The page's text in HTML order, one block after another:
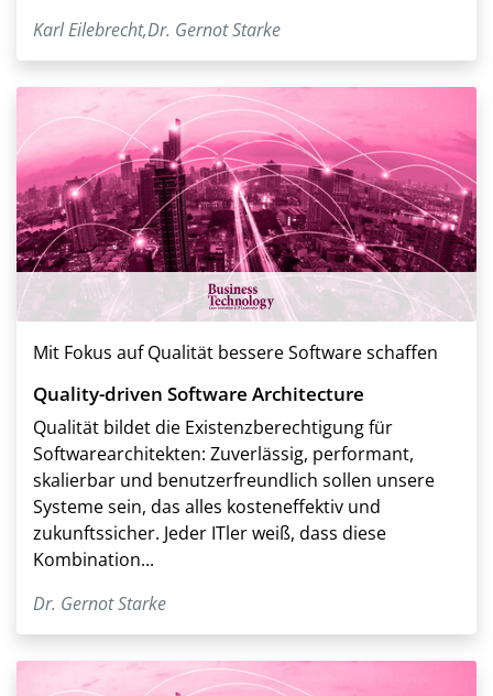
Karl Eilebrecht,Dr. Gernot Starke
Mit Fokus auf Qualität bessere Software schaffen
Quality-driven Software Architecture
Qualität bildet die Existenzberechtigung für
Softwarearchitekten: Zuverlässig, performant,
skalierbar und benutzerfreundlich sollen unsere
Systeme sein, das alles kosteneffektiv und
zukunftssicher. Jeder ITler weiß, dass diese
Kombination...
Dr. Gernot Starke